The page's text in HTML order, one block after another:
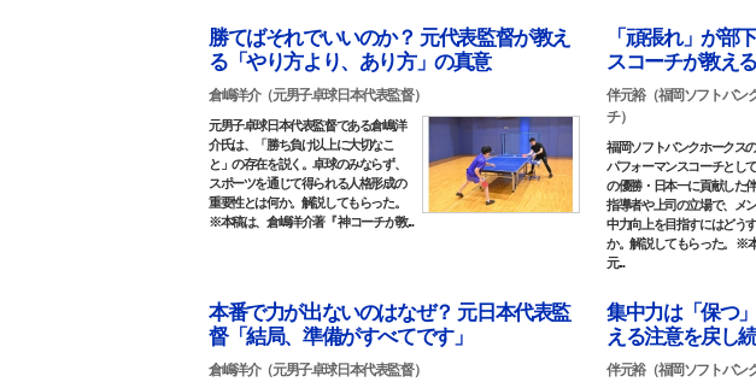
勝てばそれでいいのか？ 元代表監督が教え
る「やり方より、あり方」の真意
倉嶋洋介（元男子卓球日本代表監督）
元男子卓球日本代表監督である倉嶋洋
介氏は、「勝ち負け以上に大切なこ
と」の存在を説く。卓球のみならず、
スポーツを通じて得られる人格形成の
重要性とは何か。解説してもらった。
※本稿は、倉嶋洋介著『 神コーチが教...
「頑張れ」が
スコーチが教え
伴元裕（福岡ソフトバン
チ）
福岡ソフトバンクホークス
パフォーマンスコーチとし
の優勝・日本一に貢献した伴
指導者や上司の立場で、メ
中力向上を目指すにはどう
か。解説してもらった。 ※
元...
本番で力が出ないのはなぜ？ 元日本代表監
督「結局、準備がすべてです」
倉嶋洋介（元男子卓球日本代表監督）
集中力は「保つ
える注意を戻し
伴元裕（福岡ソフトバン